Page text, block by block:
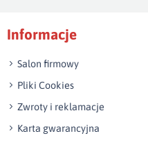
Informacje
Salon firmowy
Pliki Cookies
Zwroty i reklamacje
Karta gwarancyjna